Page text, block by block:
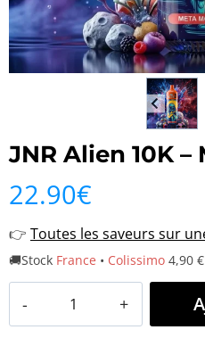
JNR Alien 10K
22.90€
👉 Toutes les saveurs sur
🚚Stock France • Colissimo 4,90
de